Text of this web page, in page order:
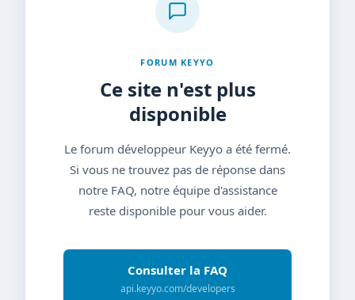
FORUM KEYYO
Ce site n'est plus
disponible
Le forum développeur Keyyo a été fermé.
Si vous ne trouvez pas de réponse dans
notre FAQ, notre équipe d'assistance
reste disponible pour vous aider.
Consulter la FAQ
api.keyyo.com/developers